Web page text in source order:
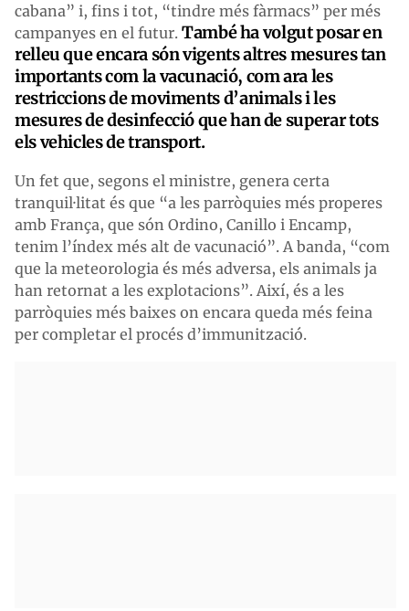
cabana” i, fins i tot, “tindre més fàrmacs” per més
campanyes en el futur. També ha volgut posar en
relleu que encara són vigentsaltres mesures tan
importants com la vacunació, com ara les
restriccions de moviments d’animals i les
mesures de desinfecció que han de superar tots
els vehicles de transport.
Un fet que, segons el ministre, genera certa
tranquil·litat és que “a les parròquies més properes
amb França, que són Ordino, Canillo i Encamp,
tenim l’índex més alt de vacunació”. A banda, “com
que la meteorologia és més adversa, els animals ja
han retornat a les explotacions”. Així, és a les
parròquies més baixes on encara queda més feina
per completar el procés d’immunització.